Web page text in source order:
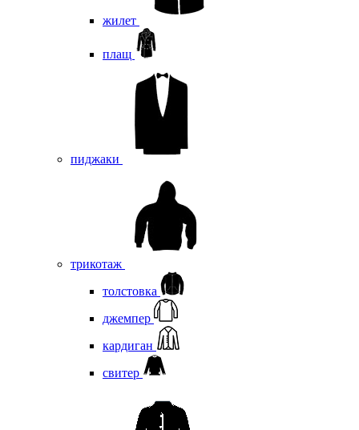
жилет
плащ
пиджаки
трикотаж
толстовка
джемпер
кардиган
свитер